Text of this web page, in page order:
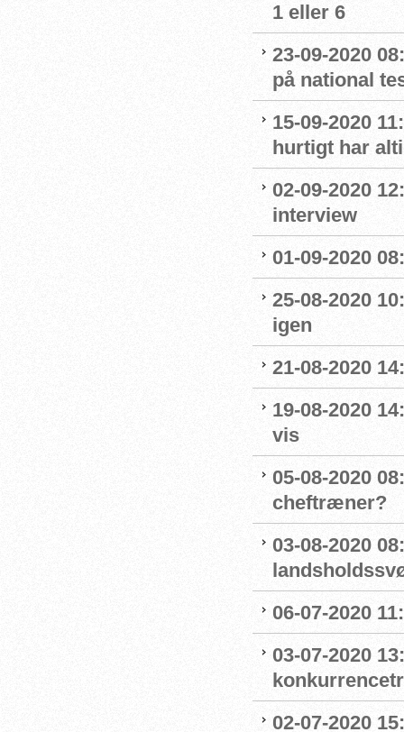
1 eller 6
23-09-2020
på national
15-09-2020
hurtigt har
02-09-2020
interview
01-09-2020
25-08-2020
igen
21-08-2020
19-08-2020
vis
05-08-2020
cheftræner?
03-08-2020
06-07-2020
03-07-2020
02-07-2020